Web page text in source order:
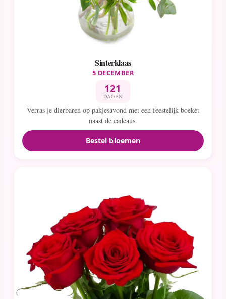
Sinterklaas
5 DECEMBER
121
DAGEN
Verras je dierbaren op pakjesavond met een feestelijk boeket
naast de cadeaus.
Bestel bloemen